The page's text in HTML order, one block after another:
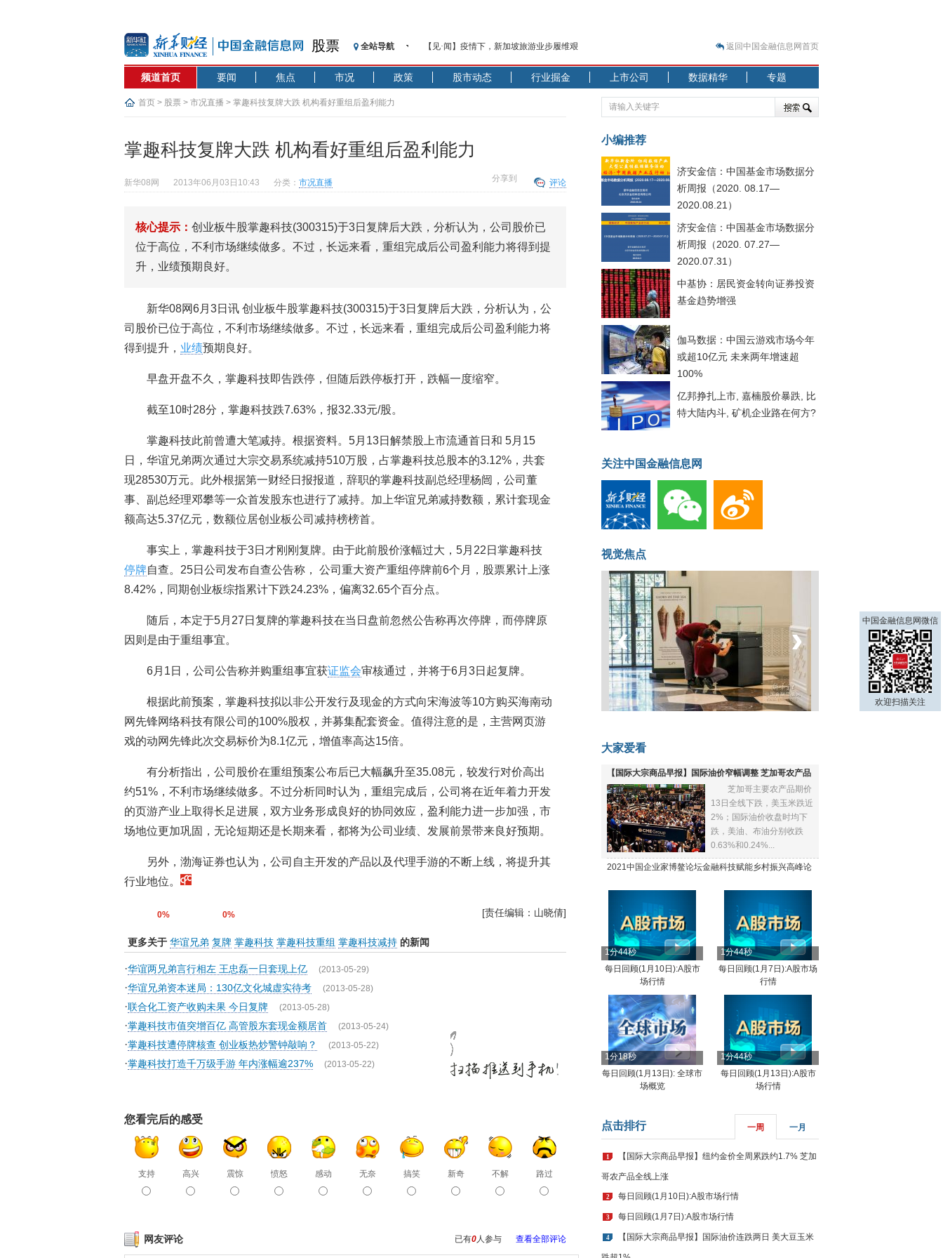
股票 全站导航
【见·闻】疫情下，新加坡旅游业步履维艰
记者手记：疫情下的香港零售业如何浴火重生？
【见·闻】疫情下一家香港传统零售商的转型突围之旅
济安金信：中国基金市场数据分析周报（2020. 07.27—2020.07.31）
【新华财经调查】同业存单、结构性存款玩起“跷跷板” 结构性失衡藏
央行公开市场净投放300亿元 短端资金利率明显下行
基本面及股市双轮冲击 债市回调十年期债表现最弱
沥青期货连续两日涨逾3% 沪银及两粕涨势喜人
恒生聚源：北斗收官之星发射成功，全产业链解析
济安金信：中国基金市场数据分析周报（2020. 08.17—2020.08.21）
返回中国金融信息网首页
频道首页 要闻 焦点 市况 政策 股市动态 行业掘金 上市公司 数据精华 专题
首页 > 股票 > 市况直播 > 掌趣科技复牌大跌 机构看好重组后盈利能力
掌趣科技复牌大跌 机构看好重组后盈利能力
评论
分享到
新华08网 2013年06月03日10:43 分类： 市况直播
核心提示： 创业板牛股掌趣科技(300315)于3日复牌后大跌，分析认为，公司股价已
位于高位，不利市场继续做多。不过，长远来看，重组完成后公司盈利能力将得到提
升，业绩预期良好。
新华08网6月3日讯 创业板牛股掌趣科技(300315)于3日复牌后大跌，分析认为，公
司股价已位于高位，不利市场继续做多。不过，长远来看，重组完成后公司盈利能力将
得到提升， 业绩预期良好。
早盘开盘不久，掌趣科技即告跌停，但随后跌停板打开，跌幅一度缩窄。
截至10时28分，掌趣科技跌7.63%，报32.33元/股。
掌趣科技此前曾遭大笔减持。根据资料。5月13日解禁股上市流通首日和 5月15
日，华谊兄弟两次通过大宗交易系统减持510万股，占掌趣科技总股本的3.12%，共套
现28530万元。此外根据第一财经日报报道，辞职的掌趣科技副总经理杨闿，公司董
事、副总经理邓攀等一众首发股东也进行了减持。加上华谊兄弟减持数额，累计套现金
额高达5.37亿元，数额位居创业板公司减持榜榜首。
事实上，掌趣科技于3日才刚刚复牌。由于此前股价涨幅过大，5月22日掌趣科技
停牌自查。25日公司发布自查公告称， 公司重大资产重组停牌前6个月，股票累计上涨
8.42%，同期创业板综指累计下跌24.23%，偏离32.65个百分点。
随后，本定于5月27日复牌的掌趣科技在当日盘前忽然公告称再次停牌，而停牌原
因则是由于重组事宜。
6月1日，公司公告称并购重组事宜获证监会审核通过，并将于6月3日起复牌。
根据此前预案，掌趣科技拟以非公开发行及现金的方式向宋海波等10方购买海南动
网先锋网络科技有限公司的100%股权，并募集配套资金。值得注意的是，主营网页游
戏的动网先锋此次交易标价为8.1亿元，增值率高达15倍。
有分析指出，公司股价在重组预案公布后已大幅飙升至35.08元，较发行对价高出
约51%，不利市场继续做多。不过分析同时认为，重组完成后，公司将在近年着力开发
的页游产业上取得长足进展，双方业务形成良好的协同效应，盈利能力进一步加强，市
场地位更加巩固，无论短期还是长期来看，都将为公司业绩、发展前景带来良好预期。
另外，渤海证券也认为，公司自主开发的产品以及代理手游的不断上线，将提升其
行业地位。
0% 0% [责任编辑：山晓倩]
更多关于 华谊兄弟 复牌 掌趣科技 掌趣科技重组 掌趣科技减持 的新闻
·华谊两兄弟言行相左 王忠磊一日套现上亿 (2013-05-29)
·华谊兄弟资本迷局：130亿文化城虚实待考 (2013-05-28)
·联合化工资产收购未果 今日复牌 (2013-05-28)
·掌趣科技市值突增百亿 高管股东套现金额居首 (2013-05-24)
·掌趣科技遭停牌核查 创业板热炒警钟敲响？ (2013-05-22)
·掌趣科技打造千万级手游 年内涨幅逾237% (2013-05-22)
您看完后的感受
支持 高兴 震惊 愤怒 感动 无奈 搞笑 新奇 不解 路过
网友评论 已有0人参与 查看全部评论
小编推荐
济安金信：中国基金市场数据分
析周报（2020. 08.17—
2020.08.21）
济安金信：中国基金市场数据分
析周报（2020. 07.27—
2020.07.31）
中基协：居民资金转向证券投资
基金趋势增强
伽马数据：中国云游戏市场今年
或超10亿元 未来两年增速超
100%
亿邦挣扎上市, 嘉楠股价暴跌, 比
特大陆内斗, 矿机企业路在何方?
关注中国金融信息网
视觉焦点
菲律宾：防疫降级
‹ ›
大家爱看
【国际大宗商品早报】国际油价窄幅调整 芝加哥农产品
全线下跌
芝加哥主要农产品期价
13日全线下跌，美玉米跌近
2%；国际油价收盘时均下
跌，美油、布油分别收跌
0.63%和0.24%...
2021中国企业家博鳌论坛金融科技赋能乡村振兴高峰论
1分44秒
每日回顾(1月10日):A股市
场行情
1分44秒
每日回顾(1月7日):A股市场
行情
1分18秒
每日回顾(1月13日): 全球市
场概览
1分44秒
每日回顾(1月13日):A股市
场行情
点击排行 一周 一月
1 【国际大宗商品早报】纽约金价全周累跌约1.7% 芝加
哥农产品全线上涨
2 每日回顾(1月10日):A股市场行情
3 每日回顾(1月7日):A股市场行情
4 【国际大宗商品早报】国际油价连跌两日 美大豆玉米
中国金融信息网微信
欢迎扫描关注